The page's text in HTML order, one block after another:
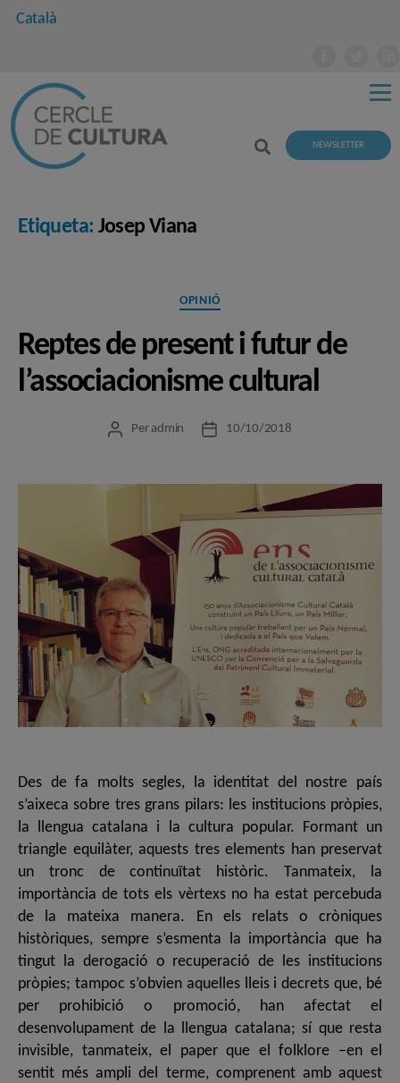
Català
NEWSLETTER
Etiqueta: Josep Viana
Categories
OPINIÓ
Reptes de present i futur de
l’associacionisme cultural
Autor
Per admin
Data10/10/2018
Des de fa molts segles, la identitat del nostre país
s’aixeca sobre tres grans pilars: les institucions pròpies,
la llengua catalana i la cultura popular. Formant un
triangle equilàter, aquests tres elements han preservat
un tronc de continuïtat històric. Tanmateix, la
importància de tots els vèrtexs no ha estat percebuda
de la mateixa manera. En els relats o cròniques
històriques, sempre s’esmenta la importància que ha
tingut la derogació o recuperació de les institucions
pròpies; tampoc s’obvien aquelles lleis i decrets que, bé
per prohibició o promoció, han afectat el
desenvolupament de la llengua catalana; sí que resta
invisible, tanmateix, el paper que el folklore –en el
sentit més ampli del terme, comprenent amb aquest